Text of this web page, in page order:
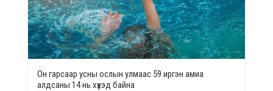
Он гарсаар усны ослын улмаас 59 иргэн амиа
алдсаны 14 нь хүүхэд байна